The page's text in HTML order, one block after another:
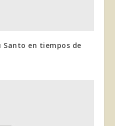
Santo en tiempos de